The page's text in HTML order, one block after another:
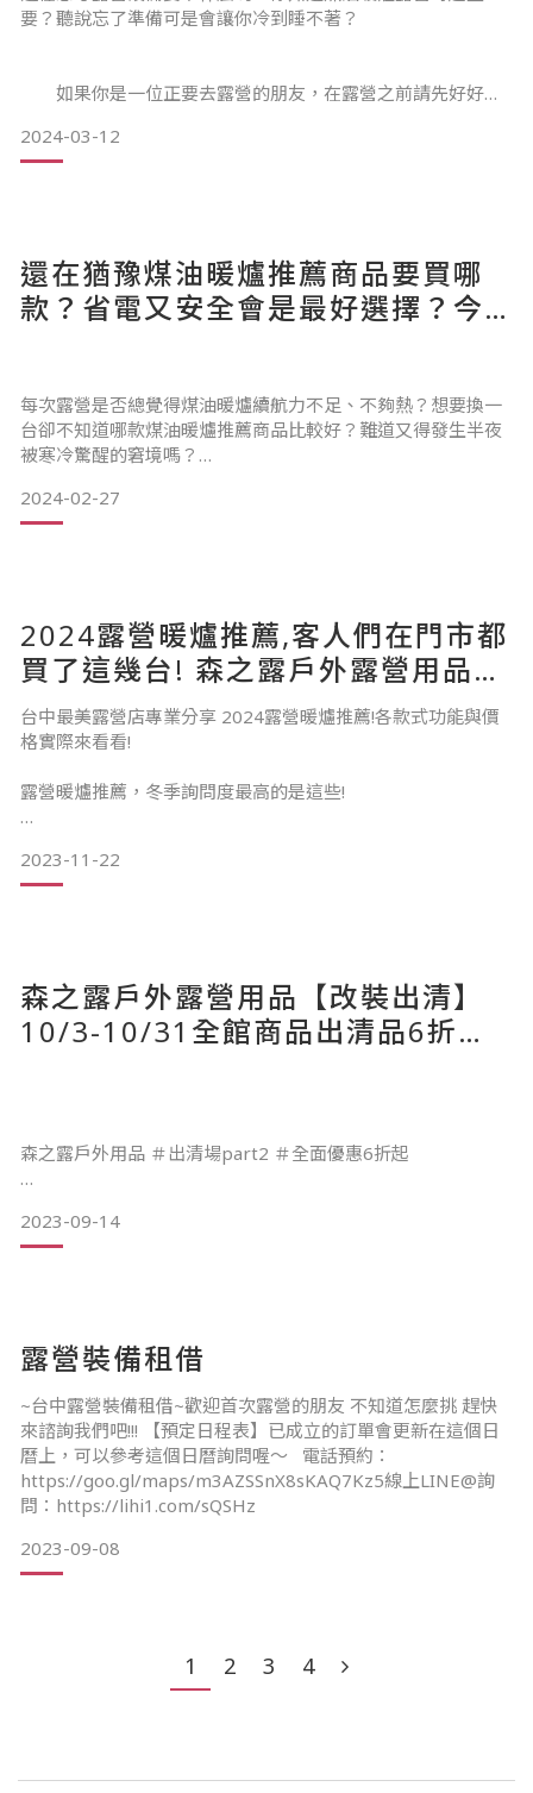
1-2必知道煤油暖爐使用方法－更換煤油
1-3必知道煤油暖爐使用方法－位置擺對
要？聽說忘了準備可是會讓你冷到睡不著？
如果你是一位正要去露營的朋友，在露營之前請先好好確
什麼，那真的會讓你欲哭無淚（因為沒有地方可以買），現在
就帶大家一起了解煤油暖爐露營設備的重要性。
難道煤油暖爐露營時超重要？
2-1選擇煤油暖爐露營設備關鍵－適用坪數
2-2選擇煤油暖爐露營設備關鍵－暖房能力
2-3選擇煤油暖爐露營設備
2024-03-12
還在猶豫煤油暖爐推薦商品要買哪
款？省電又安全會是最好選擇？今
每次露營是否總覺得煤油暖爐續航力不足、不夠熱？想要換一
台卻不知道哪款煤油暖爐推薦商品比較好？難道又得發生半夜
被寒冷驚醒的窘境嗎？
不！其實你有新的選擇，就看你要如何看待這件事情，現在就
跟隨我們的腳步從如何挑選煤油暖爐開始，或許能幫助你找到
為何你會需要煤油暖爐推薦商品？
如何挑選煤油暖爐推薦商品？
2-1選購煤油暖爐推薦商品關鍵－適用坪數
2-2選購煤油暖爐推薦商品關鍵－油箱容量
2-3選購煤油暖爐推薦商品關鍵－附加價值
2-4
2024-02-27
2024露營暖爐推薦,客人們在門市都
買了這幾台! 森之露戶外露營用品最
推薦!
台中最美露營店專業分享 2024露營暖爐推薦!各款式功能與價
格實際來看看!
露營暖爐推薦，冬季詢問度最高的是這些!
在氣息的同時也要注意保暖！需要找一台露營中實用又安全的
暖爐嗎？看這篇就對了！
各款露營暖爐優點色特比較
電暖爐、電暖爐(電能發熱式)
常見的有鹵素/石英燈管皆是持
2023-11-22
森之露戶外露營用品【改裝出清】
10/3-10/31全館商品出清品6折
森之露戶外用品 ＃出清場part2 ＃全面優惠6折起
初秋微涼，即將邁入露營最舒服的季節，裝備備好了沒？
10/1-10/30森之露門市改裝出清🔥🔥
出清商品最低6折起，全館商品結帳直接9折，再送你5%購物
金（下次優惠可使用），優惠超有感，逛起來是必須!!
✔canvascamp、kzm帳篷展示出清5折起。
✔行動冰箱、移動式冷氣、露營家電全面出清。
2023-09-14
露營裝備租借
~台中露營裝備租借~歡迎首次露營的朋友 不知道怎麼挑 趕快
來諮詢我們吧!!! 【預定日程表】已成立的訂單會更新在這個日
曆上，可以參考這個日曆詢問喔～ 電話預約：
https://goo.gl/maps/m3AZSSnX8sKAQ7Kz5線上LINE@詢
問：https://lihi1.com/sQSHz
2023-09-08
1 2 3 4